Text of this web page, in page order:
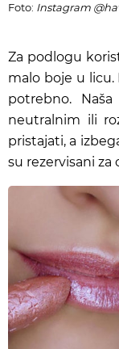
Foto: Instagram
Za podlogu
malo boje u licu.
potrebno.
neutralnim ili
pristajati, a
su rezervisani za